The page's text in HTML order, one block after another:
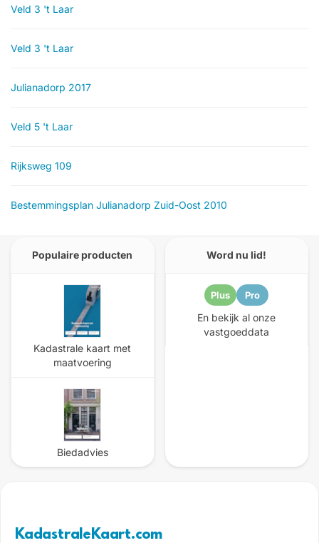
Veld 3 't Laar
Veld 3 't Laar
Julianadorp 2017
Veld 5 't Laar
Rijksweg 109
Bestemmingsplan Julianadorp Zuid-Oost 2010
Populaire producten
Kadastrale kaart met
maatvoering
Biedadvies
Word nu lid!
Plus Pro
En bekijk al onze
vastgoeddata
KadastraleKaart.com